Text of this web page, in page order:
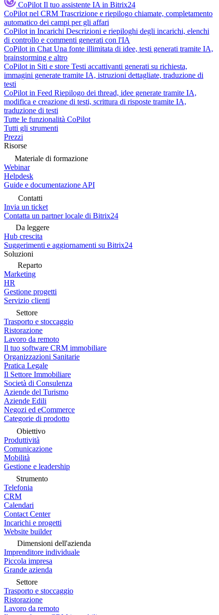
CoPilot Il tuo assistente IA in Bitrix24
CoPilot nel CRM Trascrizione e riepilogo chiamate, completamento
automatico dei campi per gli affari
CoPilot in Incarichi Descrizioni e riepiloghi degli incarichi, elenchi
di controllo e commenti generati con l'IA
CoPilot in Chat Una fonte illimitata di idee, testi generati tramite IA,
brainstorming e altro
CoPilot in Siti e store Testi accattivanti generati su richiesta,
immagini generate tramite IA, istruzioni dettagliate, traduzione di
testi
CoPilot in Feed Riepilogo dei thread, idee generate tramite IA,
modifica e creazione di testi, scrittura di risposte tramite IA,
traduzione di testi
Tutte le funzionalità CoPilot
Tutti gli strumenti
Prezzi
Risorse
Materiale di formazione
Webinar
Helpdesk
Guide e documentazione API
Contatti
Invia un ticket
Contatta un partner locale di Bitrix24
Da leggere
Hub crescita
Suggerimenti e aggiornamenti su Bitrix24
Soluzioni
Reparto
Marketing
HR
Gestione progetti
Servizio clienti
Settore
Trasporto e stoccaggio
Ristorazione
Lavoro da remoto
Il tuo software CRM immobiliare
Organizzazioni Sanitarie
Pratica Legale
Il Settore Immobiliare
Società di Consulenza
Aziende del Turismo
Aziende Edili
Negozi ed eCommerce
Categorie di prodotto
Obiettivo
Produttività
Comunicazione
Mobilità
Gestione e leadership
Strumento
Telefonia
CRM
Calendari
Contact Center
Incarichi e progetti
Website builder
Dimensioni dell'azienda
Imprenditore individuale
Piccola impresa
Grande azienda
Settore
Trasporto e stoccaggio
Ristorazione
Lavoro da remoto